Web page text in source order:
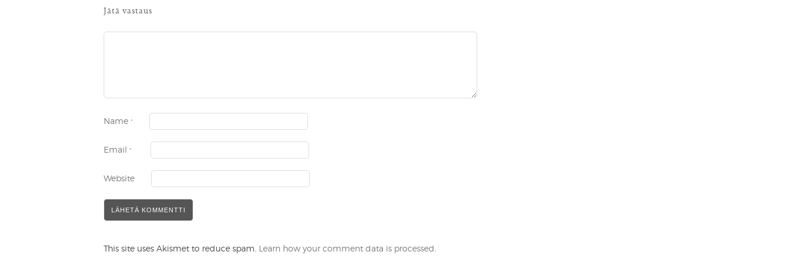
Jätä vastaus
Name *
Email *
Website
This site uses Akismet to reduce spam. Learn how your comment data is processed